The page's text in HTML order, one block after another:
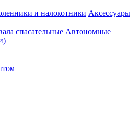
и налокотники Аксессуары
спасательные Автономные